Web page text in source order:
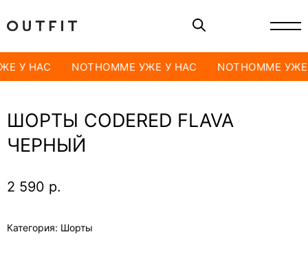
У НАС NOTHOMME УЖЕ У НАС NOTHOMME
ШОРТЫ CODERED FLAVA
ЧЕРНЫЙ
2 590 р.
Категория: Шорты